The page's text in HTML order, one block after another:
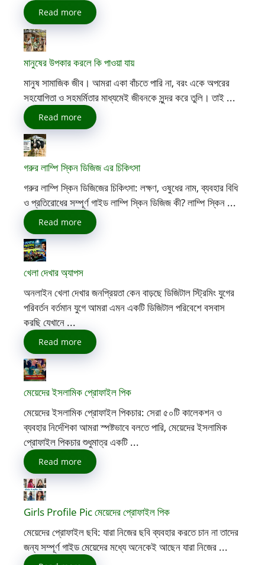
Read more
মানুষের উপকার করলে কি পাওয়া যায়
মানুষ সামাজিক জীব। আমরা একা বাঁচতে পারি না, বরং একে অপরের
সহযোগিতা ও সহমর্মিতার মাধ্যমেই জীবনকে সুন্দর করে তুলি। তাই ...
Read more
গরুর লাম্পি স্কিন ডিজিজ এর চিকিৎসা
গরুর লাম্পি স্কিন ডিজিজের চিকিৎসা: লক্ষণ, ওষুধের নাম, ব্যবহার বিধি
ও প্রতিরোধের সম্পূর্ণ গাইড লাম্পি স্কিন ডিজিজ কী? লাম্পি স্কিন ...
Read more
খেলা দেখার অ্যাপস
অনলাইন খেলা দেখার জনপ্রিয়তা কেন বাড়ছে ডিজিটাল স্ট্রিমিং যুগের
পরিবর্তন বর্তমান যুগে আমরা এমন একটি ডিজিটাল পরিবেশে বসবাস
করছি যেখানে ...
Read more
মেয়েদের ইসলামিক প্রোফাইল পিক
মেয়েদের ইসলামিক প্রোফাইল পিকচার: সেরা ৫০টি কালেকশন ও
ব্যবহার নির্দেশিকা আমরা স্পষ্টভাবে বলতে পারি, মেয়েদের ইসলামিক
প্রোফাইল পিকচার শুধুমাত্র একটি ...
Read more
Girls Profile Pic মেয়েদের প্রোফাইল পিক
মেয়েদের প্রোফাইল ছবি: যারা নিজের ছবি ব্যবহার করতে চান না তাদের
জন্য সম্পূর্ণ গাইড মেয়েদের মধ্যে অনেকেই আছেন যারা নিজের ...